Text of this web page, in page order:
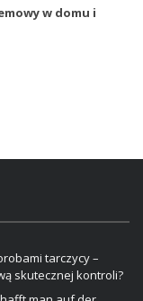
w domu i
tarczycy –
skutecznej kontroli?